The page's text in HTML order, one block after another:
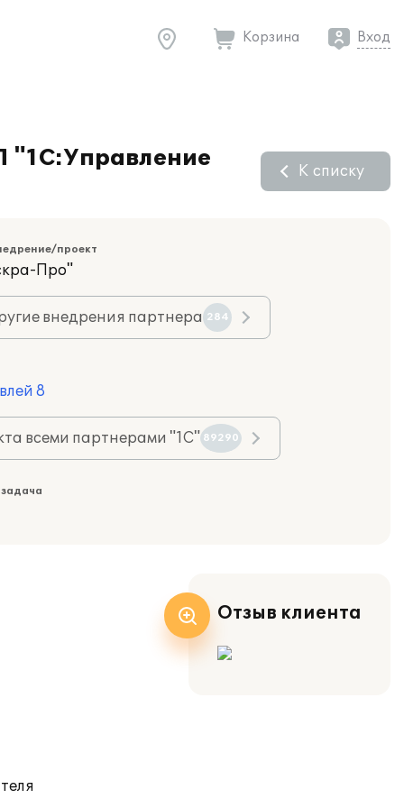
Корзина Вход
"1С:Управление К списку
проект
Про"
внедрения партнера 284
8
всеми партнерами "1С" 89290
Отзыв клиента